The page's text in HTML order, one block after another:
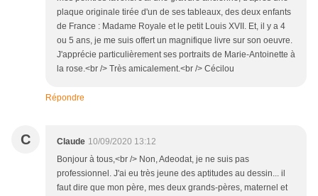
plaque originale tirée d'un de ses tableaux, des deux enfants
de France : Madame Royale et le petit Louis XVII. Et, il y a 4
ou 5 ans, je me suis offert un magnifique livre sur son oeuvre.
J'apprécie particulièrement ses portraits de Marie-Antoinette à
la rose.<br /> Très amicalement.<br /> Cécilou
Répondre
C Claude 10/09/2020 13:12
Bonjour à tous,<br /> Non, Adeodat, je ne suis pas
professionnel. J'ai eu très jeune des aptitudes au dessin... il
faut dire que mon père, mes deux grands-pères, maternel et